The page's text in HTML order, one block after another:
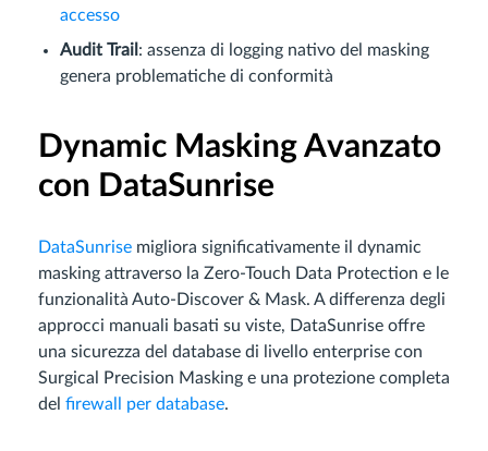
accesso
Audit Trail : assenza di logging nativo del masking
genera problematiche di conformità
Dynamic Masking Avanzato
con DataSunrise
DataSunrise migliora significativamente il dynamic
masking attraverso la Zero-Touch Data Protection e le
funzionalità Auto-Discover & Mask. A differenza degli
approcci manuali basati su viste, DataSunrise offre
una sicurezza del database di livello enterprise con
Surgical Precision Masking e una protezione completa
del firewall per database.